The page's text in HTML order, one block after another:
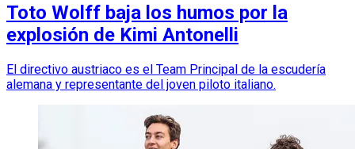
Toto Wolff baja los humos por la
explosión de Kimi Antonelli
El directivo austriaco es el Team Principal de la escudería
alemana y representante del joven piloto italiano.